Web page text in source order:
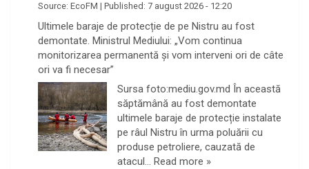
Source: EcoFM | Published: 7 august 2026 - 12:20
Ultimele baraje de protecție de pe Nistru au fost
demontate. Ministrul Mediului: „Vom continua
monitorizarea permanentă și vom interveni ori de câte
ori va fi necesar”
Sursa foto:mediu.gov.md În această
săptămână au fost demontate
ultimele baraje de protecție instalate
pe râul Nistru în urma poluării cu
produse petroliere, cauzată de
atacul… Read more »